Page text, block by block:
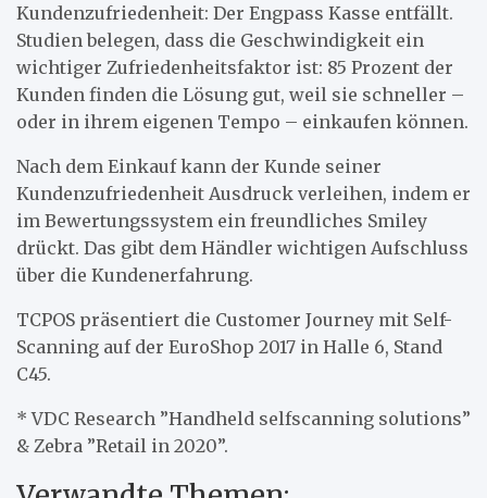
Kundenzufriedenheit: Der Engpass Kasse entfällt.
Studien belegen, dass die Geschwindigkeit ein
wichtiger Zufriedenheitsfaktor ist: 85 Prozent der
Kunden finden die Lösung gut, weil sie schneller –
oder in ihrem eigenen Tempo – einkaufen können.
Nach dem Einkauf kann der Kunde seiner
Kundenzufriedenheit Ausdruck verleihen, indem er
im Bewertungssystem ein freundliches Smiley
drückt. Das gibt dem Händler wichtigen Aufschluss
über die Kundenerfahrung.
TCPOS präsentiert die Customer Journey mit Self-
Scanning auf der EuroShop 2017 in Halle 6, Stand
C45.
* VDC Research ”Handheld selfscanning solutions”
& Zebra ”Retail in 2020”.